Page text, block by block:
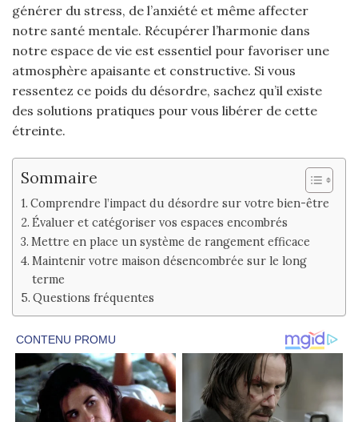
générer du stress, de l’anxiété et même affecter
notre santé mentale. Récupérer l’harmonie dans
notre espace de vie est essentiel pour favoriser une
atmosphère apaisante et constructive. Si vous
ressentez ce poids du désordre, sachez qu’il existe
des solutions pratiques pour vous libérer de cette
étreinte.
Sommaire
Comprendre l’impact du désordre sur votre bien-être
Évaluer et catégoriser vos espaces encombrés
Mettre en place un système de rangement efficace
Maintenir votre maison désencombrée sur le long
terme
Questions fréquentes